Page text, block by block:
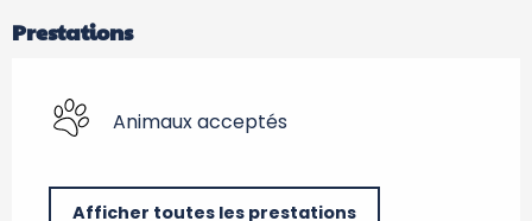
Prestations
Animaux acceptés
Afficher toutes les prestations